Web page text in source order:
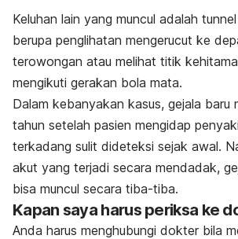
Keluhan lain yang muncul adalah
berupa penglihatan mengerucut ke
terowongan atau melihat titik
mengikuti gerakan bola mata.
Dalam kebanyakan kasus, gejala baru
tahun setelah pasien mengidap
terkadang sulit dideteksi sejak awal.
akut yang terjadi secara mendadak,
bisa muncul secara tiba-tiba.
Kapan saya harus periksa ke
Anda harus menghubungi dokter bila